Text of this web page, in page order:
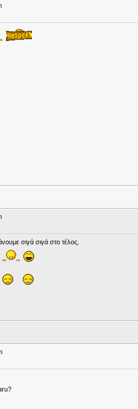
σιγά σιγά στο τέλος.